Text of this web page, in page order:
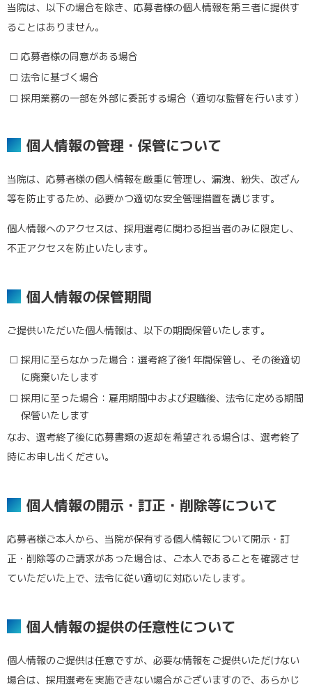
当院は、以下の場合を除き、応募者様の個人情報を第三者に提供す
ることはありません。
応募者様の同意がある場合
法令に基づく場合
採用業務の一部を外部に委託する場合（適切な監督を行います）
個人情報の管理・保管について
当院は、応募者様の個人情報を厳重に管理し、漏洩、紛失、改ざん
等を防止するため、必要かつ適切な安全管理措置を講じます。
個人情報へのアクセスは、採用選考に関わる担当者のみに限定し、
不正アクセスを防止いたします。
個人情報の保管期間
ご提供いただいた個人情報は、以下の期間保管いたします。
採用に至らなかった場合：選考終了後1年間保管し、その後適切
に廃棄いたします
採用に至った場合：雇用期間中および退職後、法令に定める期間
保管いたします
なお、選考終了後に応募書類の返却を希望される場合は、選考終了
時にお申し出ください。
個人情報の開示・訂正・削除等について
応募者様ご本人から、当院が保有する個人情報について開示・訂
正・削除等のご請求があった場合は、ご本人であることを確認させ
ていただいた上で、法令に従い適切に対応いたします。
個人情報の提供の任意性について
個人情報のご提供は任意ですが、必要な情報をご提供いただけない
場合は、採用選考を実施できない場合がございますので、あらかじ